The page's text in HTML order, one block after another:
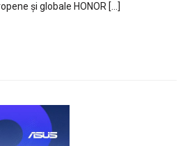
și globale HONOR […]